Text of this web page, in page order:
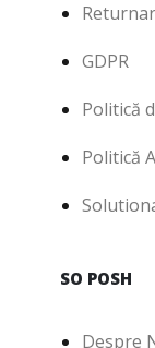
GDPR
Politică
Politică
SO POSH
Despre